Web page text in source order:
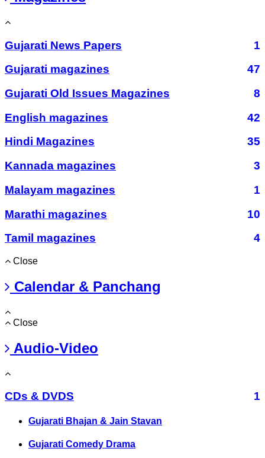
Gujarati News Papers
1
Gujarati magazines
47
Gujarati Old Issues Magazines
8
English magazines
42
Hindi Magazines
35
Kannada magazines
3
Malayam magazines
1
Marathi magazines
10
Tamil magazines
4
Close
Calendar & Panchang
Close
Audio-Video
CDs & DVDS 1
Gujarati Bhajan & Jain Stavan
Gujarati Comedy Drama